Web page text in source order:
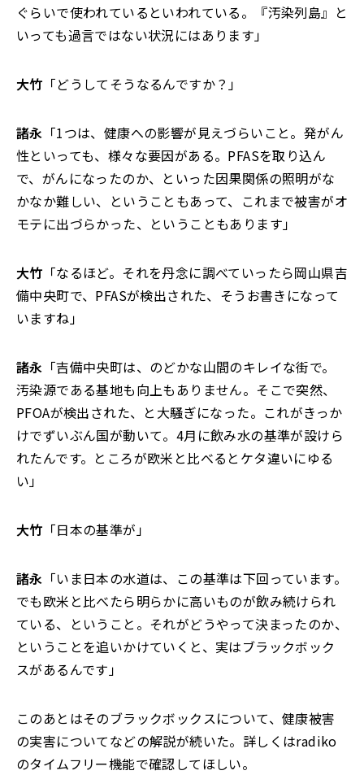
ぐらいで使われているといわれている。『汚染列島』と
いっても過言ではない状況にはあります」
大竹 「どうしてそうなるんですか？」
諸永 「1つは、健康への影響が見えづらいこと。発がん
性といっても、様々な要因がある。PFASを取り込ん
で、がんになったのか、といった因果関係の照明がな
かなか難しい、ということもあって、これまで被害がオ
モテに出づらかった、ということもあります」
大竹 「なるほど。それを丹念に調べていったら岡山県吉
備中央町で、PFASが検出された、そうお書きになって
いますね」
諸永 「吉備中央町は、のどかな山間のキレイな街で。
汚染源である基地も向上もありません。そこで突然、
PFOAが検出された、と大騒ぎになった。これがきっか
けでずいぶん国が動いて。4月に飲み水の基準が設けら
れたんです。ところが欧米と比べるとケタ違いにゆる
い」
大竹 「日本の基準が」
諸永 「いま日本の水道は、この基準は下回っています。
でも欧米と比べたら明らかに高いものが飲み続けられ
ている、ということ。それがどうやって決まったのか、
ということを追いかけていくと、実はブラックボック
スがあるんです」
このあとはそのブラックボックスについて、健康被害
の実害についてなどの解説が続いた。詳しくはradiko
のタイムフリー機能で確認してほしい。